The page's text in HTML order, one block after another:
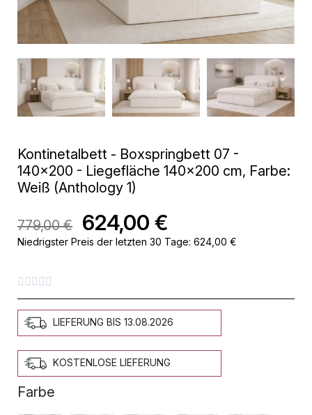
Kontinetalbett - Boxspringbett 07 -
140x200 - Liegefläche 140x200 cm, Farbe:
Weiß (Anthology 1)
779,00 € 624,00 €
Niedrigster Preis der letzten 30 Tage: 624,00 €
    
LIEFERUNG BIS 13.08.2026
KOSTENLOSE LIEFERUNG
Farbe